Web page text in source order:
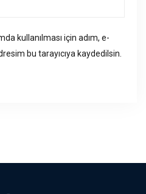
kullanılması için adım, e-
bu tarayıcıya kaydedilsin.